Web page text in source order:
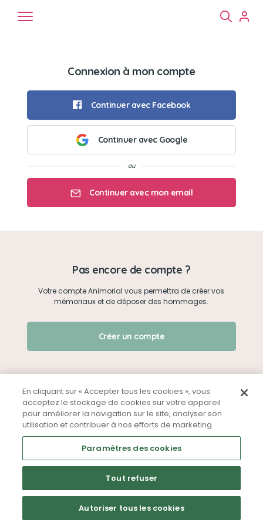
Chats
Créer un mémorial
Qui sommes-nous ?
Nous contacter
Partager sur Facebook
Connexion à mon compte
Continuer avec Facebook
Continuer avec Google
Continuer avec mon email
Je me connecte
Pas encore de compte ?
Votre compte Animorial vous permettra de créer vos
mémoriaux et de déposer des hommages.
Créer un compte
Mentions légales CGU Politique de confidentialité
En cliquant sur « Accepter tous les cookies », vous
acceptez le stockage de cookies sur votre appareil
pour améliorer la navigation sur le site, analyser son
utilisation et contribuer à nos efforts de marketing.
Paramètres des cookies
Tout refuser
Autoriser tous les cookies